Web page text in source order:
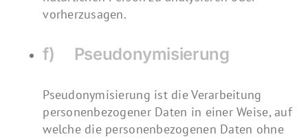
vorherzusagen.
f) Pseudonymisierung
Pseudonymisierung ist die Verarbeitung
personenbezogener Daten in einer Weise, auf
welche die personenbezogenen Daten ohne